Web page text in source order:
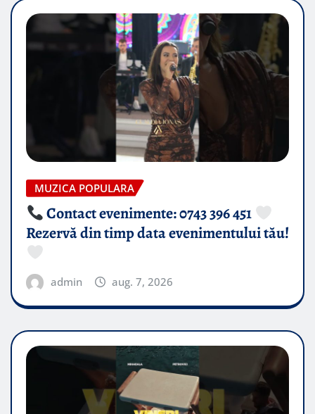
MUZICA POPULARA
Contact evenimente: 0743 396 451
Rezervă din timp data evenimentului tău!
admin aug. 7, 2026